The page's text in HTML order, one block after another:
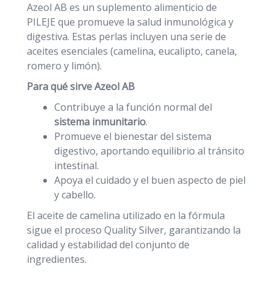
Azeol AB es un suplemento alimenticio de
PILEJE que promueve la salud inmunológica y
digestiva. Estas perlas incluyen una serie de
aceites esenciales (camelina, eucalipto, canela,
romero y limón).
Para qué sirve Azeol AB
Contribuye a la función normal del
sistema inmunitario.
Promueve el bienestar del sistema
digestivo, aportando equilibrio al tránsito
intestinal.
Apoya el cuidado y el buen aspecto de piel
y cabello.
El aceite de camelina utilizado en la fórmula
sigue el proceso Quality Silver, garantizando la
calidad y estabilidad del conjunto de
ingredientes.